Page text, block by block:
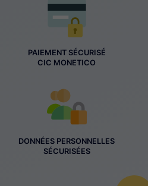
PAIEMENT SÉCURISÉ
CIC MONETICO
DONNÉES PERSONNELLES
SÉCURISÉES